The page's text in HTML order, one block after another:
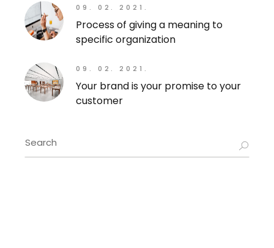
09. 02. 2021.
Process of giving a meaning to
specific organization
09. 02. 2021.
Your brand is your promise to your
customer
Search
for: